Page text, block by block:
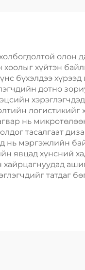
олон
хоолыг хүйтэн
бүхэлдээ хүрээд
дотно
логистикийг
нь
тасалгаат
нь мэргэжлийн
явцад хүнсний
хайрцагнуудад
татдаг